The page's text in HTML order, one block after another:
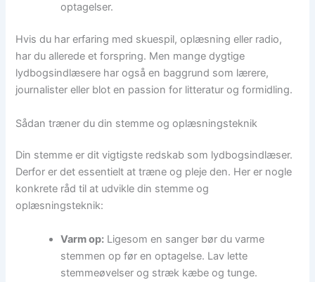
optagelser.
Hvis du har erfaring med skuespil, oplæsning eller radio,
har du allerede et forspring. Men mange dygtige
lydbogsindlæsere har også en baggrund som lærere,
journalister eller blot en passion for litteratur og formidling.
Sådan træner du din stemme og oplæsningsteknik
Din stemme er dit vigtigste redskab som lydbogsindlæser.
Derfor er det essentielt at træne og pleje den. Her er nogle
konkrete råd til at udvikle din stemme og
oplæsningsteknik:
Varm op: Ligesom en sanger bør du varme
stemmen op før en optagelse. Lav lette
stemmeøvelser og stræk kæbe og tunge.